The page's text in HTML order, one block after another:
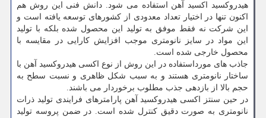
هیدروکسید اکسید آهن استفاده می شود. دانش فنی این روش هم
اکنون تنها در اختیار تعداد معدودی از کشورهای توسعه یافته است و
این شرکت نه فقط موفق به تولید این محصول شده بلکه با تولید
این مواد در سایز نانومتری موجب افزایش کارایی در مقایسه با
محصول خارجی شده است.
جاذب های مورداستفاده در این روش از نوع اکسی هیدروکسید آهن با
ساختار نانومتری هستند و به سبب شکل ظاهری و نسبت سطح به
حجم بالا از بازدهی جذب مطلوب برخوردار می باشند.
در حین سنتز اکسی هیدروکسید آهن پارامترهای فرایندی تولید ذرات
نانومتری به صورت دقیق کنترل شده است. در ضمن پروسه تولید